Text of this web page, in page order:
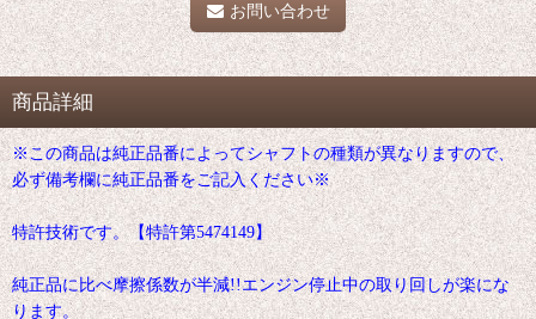
お問い合わせ
商品詳細
※この商品は純正品番によってシャフトの種類が異なりますので、
必ず備考欄に純正品番をご記入ください※
特許技術です。【特許第5474149】
純正品に比べ摩擦係数が半減!!エンジン停止中の取り回しが楽にな
ります。